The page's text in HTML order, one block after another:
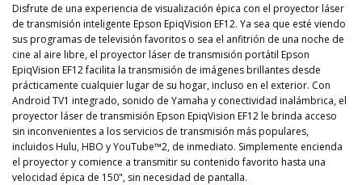
Disfrute de una experiencia de visualización épica con el proyector láser
de transmisión inteligente Epson EpiqVision EF12. Ya sea que esté viendo
sus programas de televisión favoritos o sea el anfitrión de una noche de
cine al aire libre, el proyector láser de transmisión portátil Epson
EpiqVision EF12 facilita la transmisión de imágenes brillantes desde
prácticamente cualquier lugar de su hogar, incluso en el exterior. Con
Android TV1 integrado, sonido de Yamaha y conectividad inalámbrica, el
proyector láser de transmisión Epson EpiqVision EF12 le brinda acceso
sin inconvenientes a los servicios de transmisión más populares,
incluidos Hulu, HBO y YouTube™2, de inmediato. Simplemente encienda
el proyector y comience a transmitir su contenido favorito hasta una
velocidad épica de 150", sin necesidad de pantalla.